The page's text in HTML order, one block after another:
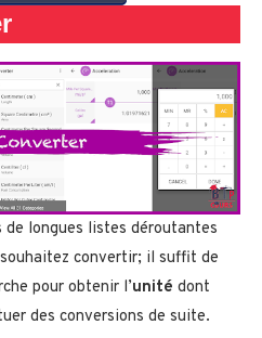
longues listes déroutantes
convertir; il suffit de
pour obtenir l’unité dont
des conversions de suite.